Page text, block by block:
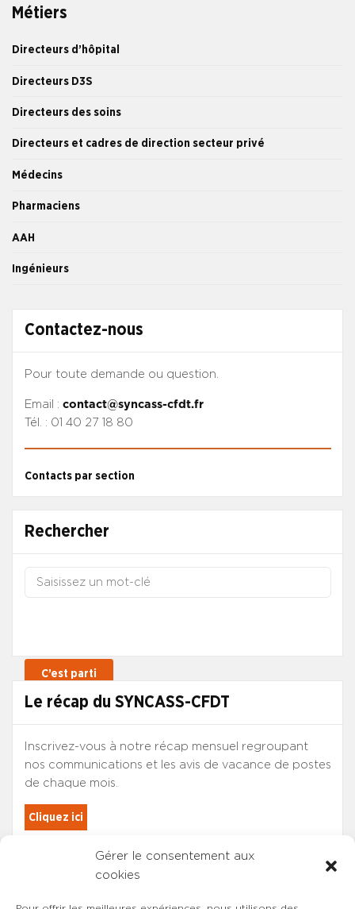
Gérer le consentement aux
cookies
Métiers
Directeurs d’hôpital
Directeurs D3S
Directeurs des soins
Directeurs et cadres de direction secteur privé
Médecins
Pharmaciens
AAH
Ingénieurs
Contactez-nous
Pour toute demande ou question.
Email : contact@syncass-cfdt.fr
Tél. : 01 40 27 18 80
Contacts par section
Rechercher
Le récap du SYNCASS-CFDT
Inscrivez-vous à notre récap mensuel regroupant
nos communications et les avis de vacance de postes
de chaque mois.
Cliquez ici
Les adhérents du SYNCASS-CFDT
sont automatiquement inscrits.